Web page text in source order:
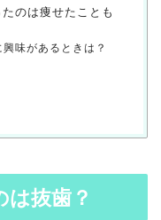
のは痩せたことも
味があるときは？
抜歯？